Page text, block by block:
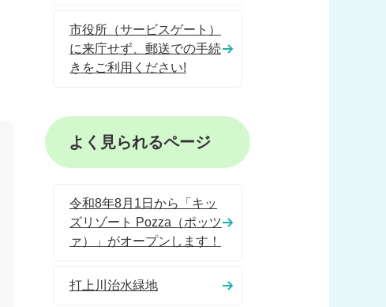
市役所（サービスゲート）
に来庁せず、郵送での手続
きをご利用ください!
よく見られるページ
令和8年8月1日から「キッ
ズリゾート Pozza（ポッツ
ァ）」がオープンします！
打上川治水緑地